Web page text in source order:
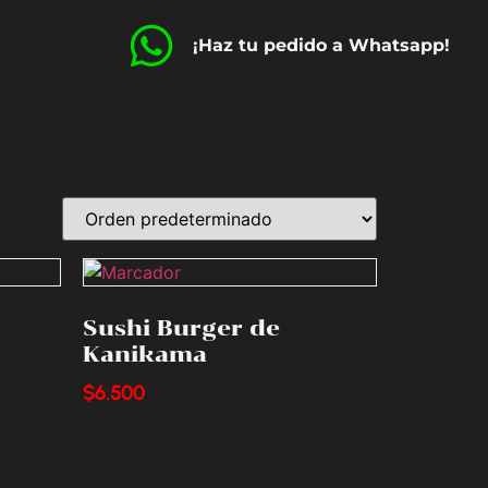
¡Haz tu pedido a Whatsapp!
Sushi Burger de
Kanikama
$6.500